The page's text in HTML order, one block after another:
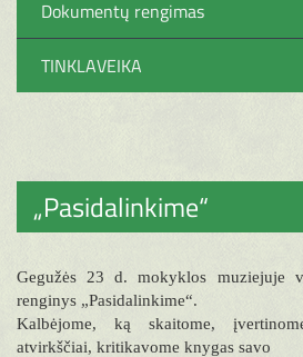
Dokumentų rengimas
TINKLAVEIKA
„Pasidalinkime“
Gegužės 23 d. mokyklos muziejuje
renginys „Pasidalinkime“.
Kalbėjome, ką skaitome,
atvirkščiai, kritikavome knygas savo